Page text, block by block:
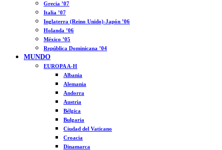
Grecia ’07
Italia ’07
Inglaterra (Reino Unido)-Japón ’06
Holanda ’06
México ’05
República Dominicana ’04
MUNDO
EUROPA A-H
Albania
Alemania
Andorra
Austria
Bélgica
Bulgaria
Ciudad del Vaticano
Croacia
Dinamarca